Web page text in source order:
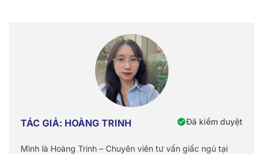
TÁC GIẢ: HOÀNG TRINH Đã kiểm duyệt
Mình là Hoàng Trinh – Chuyên viên tư vấn giấc ngủ tại